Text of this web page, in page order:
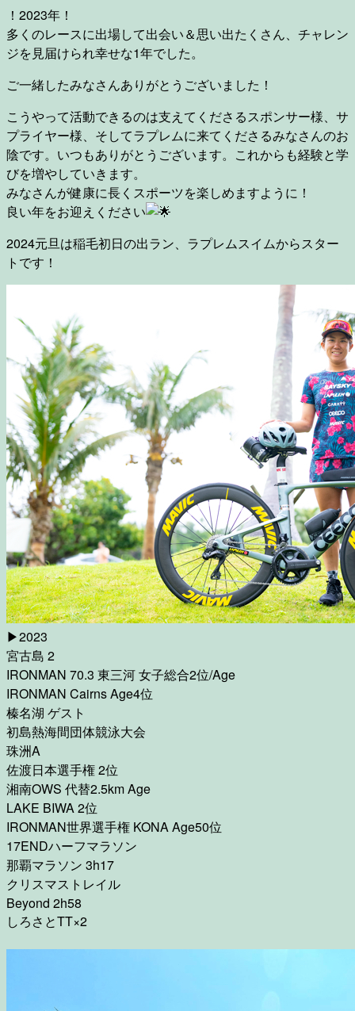
！2023年！
多くのレースに出場して出会い＆思い出たくさん、チャレン
ジを見届けられ幸せな1年でした。
ご一緒したみなさんありがとうございました！
こうやって活動できるのは支えてくださるスポンサー様、サ
プライヤー様、そしてラプレムに来てくださるみなさんのお
陰です。いつもありがとうございます。これからも経験と学
びを増やしていきます。
みなさんが健康に長くスポーツを楽しめますように！
良い年をお迎えください
2024元旦は稲毛初日の出ラン、ラプレムスイムからスター
トです！
▶︎2023
宮古島 2
IRONMAN 70.3 東三河 女子総合2位/Age
IRONMAN Cairns Age4位
榛名湖 ゲスト
初島熱海間団体競泳大会
珠洲A
佐渡日本選手権 2位
湘南OWS 代替2.5km Age
LAKE BIWA 2位
IRONMAN世界選手権 KONA Age50位
17ENDハーフマラソン
那覇マラソン 3h17
クリスマストレイル
Beyond 2h58
しろさとTT×2